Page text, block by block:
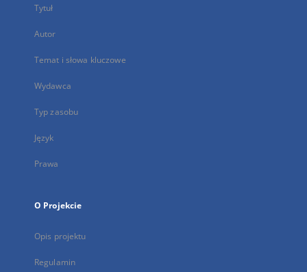
Tytuł
Autor
Temat i słowa kluczowe
Wydawca
Typ zasobu
Język
Prawa
O Projekcie
Opis projektu
Regulamin